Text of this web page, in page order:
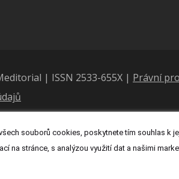
| ISSN 2533-655X | Právní
souborů cookies, poskytnete tím souhlas k
na stránce, s analýzou využití dat a našimi